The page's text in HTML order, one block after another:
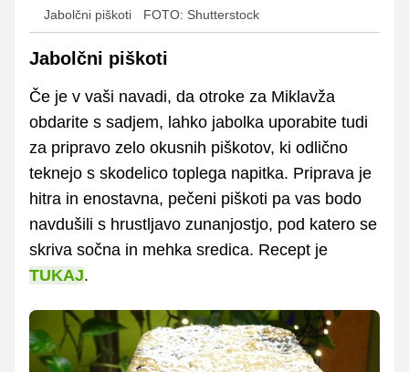
Jabolčni piškoti FOTO: Shutterstock
Jabolčni piškoti
Če je v vaši navadi, da otroke za Miklavža
obdarite s sadjem, lahko jabolka uporabite tudi
za pripravo zelo okusnih piškotov, ki odlično
teknejo s skodelico toplega napitka. Priprava je
hitra in enostavna, pečeni piškoti pa vas bodo
navdušili s hrustljavo zunanjostjo, pod katero se
skriva sočna in mehka sredica. Recept je
TUKAJ.